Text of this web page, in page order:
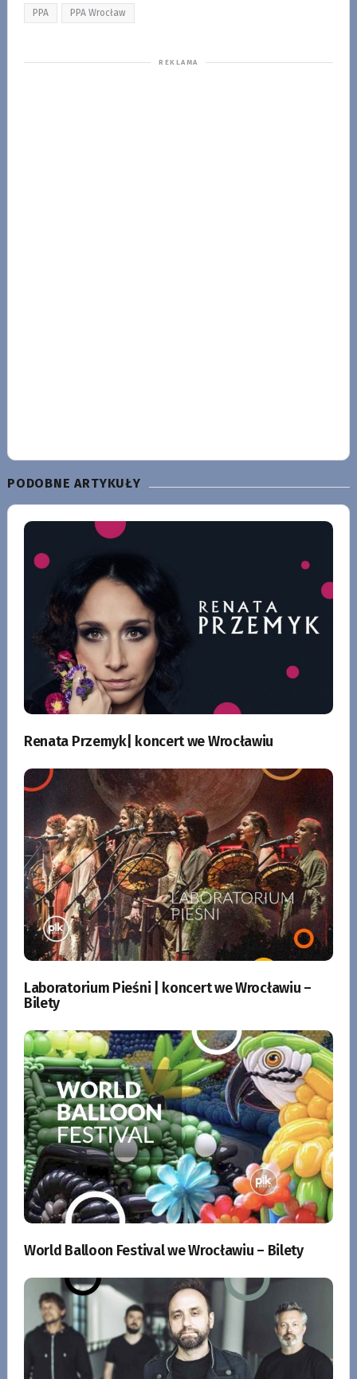
PPA PPA Wrocław
PODOBNE ARTYKUŁY
Renata Przemyk| koncert we Wrocławiu
Laboratorium Pieśni | koncert we Wrocławiu –
Bilety
World Balloon Festival we Wrocławiu – Bilety